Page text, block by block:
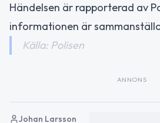
Händelsen är rapporterad av
informationen är
Källa: Polisen
ANNONS
Johan Larsson